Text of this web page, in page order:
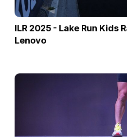
ILR 2025 - Lake Run Kids
Lenovo